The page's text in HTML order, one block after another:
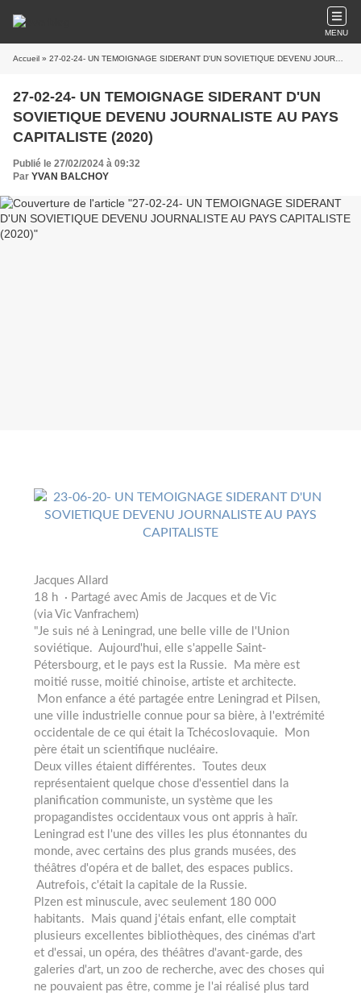
MENU
Accueil » 27-02-24- UN TEMOIGNAGE SIDERANT D'UN SOVIETIQUE DEVENU JOURNALISTE AU PAYS CAPITALISTE (2020)
27-02-24- UN TEMOIGNAGE SIDERANT D'UN
SOVIETIQUE DEVENU JOURNALISTE AU PAYS
CAPITALISTE (2020)
Publié le 27/02/2024 à 09:32
Par YVAN BALCHOY
Jacques Allard
18 h · Partagé avec Amis de Jacques et de Vic
(via Vic Vanfrachem)
"Je suis né à Leningrad, une belle ville de l'Union
soviétique. Aujourd'hui, elle s'appelle Saint-
Pétersbourg, et le pays est la Russie. Ma mère est
moitié russe, moitié chinoise, artiste et architecte.
Mon enfance a été partagée entre Leningrad et Pilsen,
une ville industrielle connue pour sa bière, à l'extrémité
occidentale de ce qui était la Tchécoslovaquie. Mon
père était un scientifique nucléaire.
Deux villes étaient différentes. Toutes deux
représentaient quelque chose d'essentiel dans la
planification communiste, un système que les
propagandistes occidentaux vous ont appris à haïr.
Leningrad est l'une des villes les plus étonnantes du
monde, avec certains des plus grands musées, des
théâtres d'opéra et de ballet, des espaces publics.
Autrefois, c'était la capitale de la Russie.
Plzen est minuscule, avec seulement 180 000
habitants. Mais quand j'étais enfant, elle comptait
plusieurs excellentes bibliothèques, des cinémas d'art
et d'essai, un opéra, des théâtres d'avant-garde, des
galeries d'art, un zoo de recherche, avec des choses qui
ne pouvaient pas être, comme je l'ai réalisé plus tard